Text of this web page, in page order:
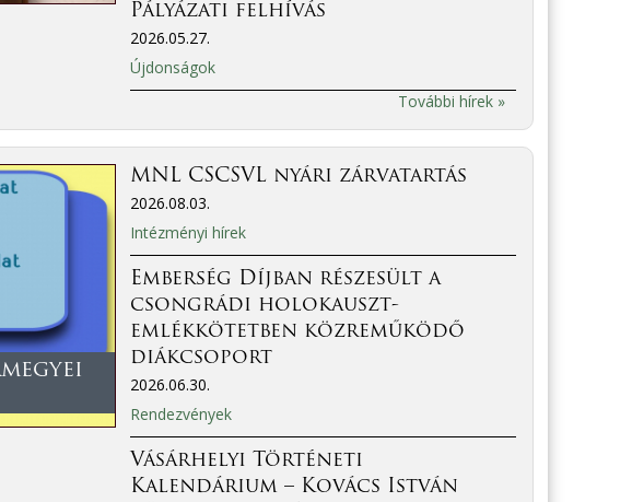
Pályázati felhívás
2026.05.27.
Újdonságok
További hírek »
MNL CSCSVL nyári zárvatartás
2026.08.03.
Intézményi hírek
Emberség Díjban részesült a
csongrádi holokauszt-
emlékkötetben közreműködő
diákcsoport
2026.06.30.
Rendezvények
Vásárhelyi Történeti
Kalendárium – Kovács István